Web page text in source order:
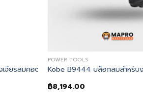
GAUGE)
เจียรลมคอตรง
POWER TOOLS
Kobe B9444 บล็อกลมสำหรับ
฿8,194.00